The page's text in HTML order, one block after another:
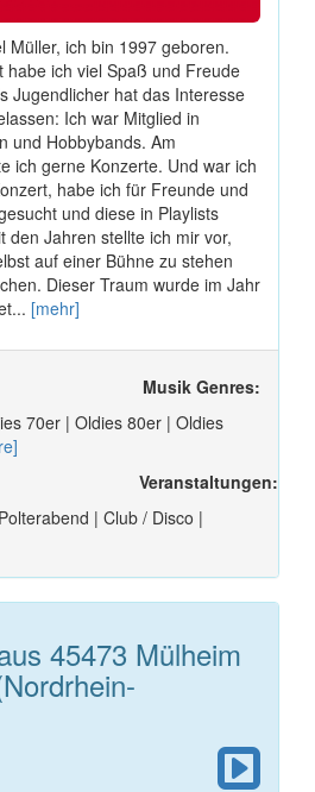
Müller, ich bin 1997 geboren.
habe ich viel Spaß und Freude
Jugendlicher hat das Interesse
Ich war Mitglied in
und Hobbybands. Am
ich gerne Konzerte. Und war ich
habe ich für Freunde und
und diese in Playlists
den Jahren stellte ich mir vor,
auf einer Bühne zu stehen
Dieser Traum wurde im Jahr
[mehr]
Musik Genres:
70er | Oldies 80er | Oldies
Veranstaltungen:
| Club / Disco |
45473 Mülheim